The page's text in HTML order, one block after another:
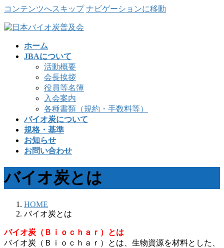
コンテンツへスキップ ナビゲーションに移動
ホーム
JBAについて
活動概要
会長挨拶
役員等名簿
入会案内
各種書類（規約・手数料等）
バイオ炭について
規格・基準
お知らせ
お問い合わせ
バイオ炭とは
HOME
バイオ炭とは
バイオ炭（Ｂｉｏｃｈａｒ）とは
バイオ炭（Ｂｉｏｃｈａｒ）とは、生物資源を材料とした、